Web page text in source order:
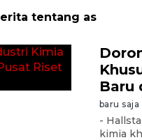
tentang as
Baru
baru saja
-
kimia